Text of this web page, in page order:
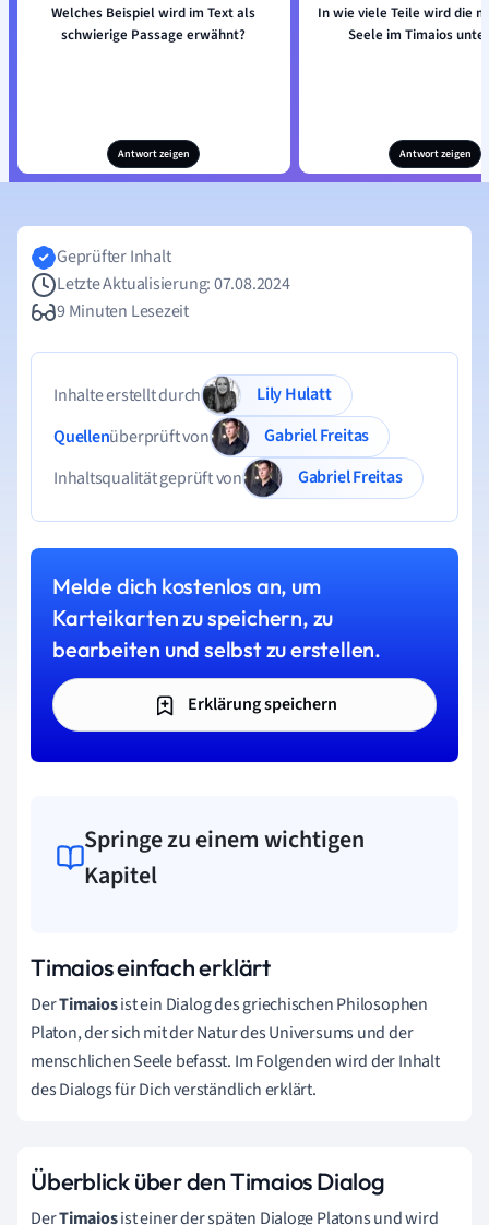
Welches Beispiel wird im Text als
schwierige Passage erwähnt?
Antwort zeigen
In wie viele Teile wird die
Seele im Timaios
Antwort zeigen
Geprüfter Inhalt
Letzte Aktualisierung: 07.08.2024
9 Minuten Lesezeit
Inhalte erstellt durch
Lily Hulatt
Quellenüberprüft von
Gabriel Freitas
Inhaltsqualität geprüft von
Gabriel Freitas
Melde dich kostenlos an, um
Karteikarten zu speichern, zu
bearbeiten und selbst zu erstellen.
Erklärung speichern
Springe zu einem wichtigen
Kapitel
Timaios einfach erklärt
DerTimaiosist ein Dialog des griechischen Philosophen
Platon, der sich mit der Natur des Universums und der
menschlichen Seele befasst. Im Folgenden wird der Inhalt
des Dialogs für Dich verständlich erklärt.
Überblick über den Timaios Dialog
DerTimaiosist einer der späten Dialoge Platons und wird